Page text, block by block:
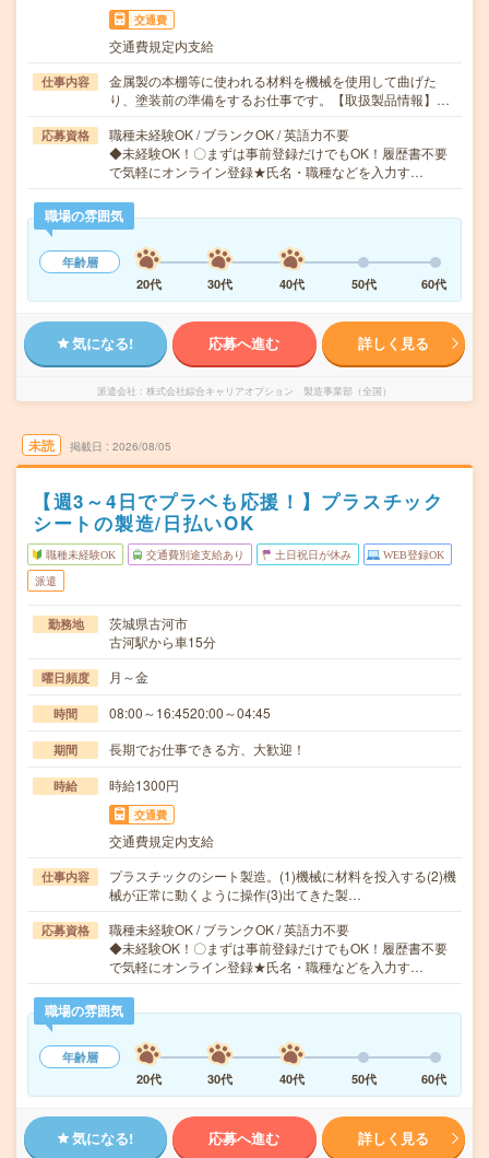
交通費
交通費規定内支給
仕事内容
金属製の本棚等に使われる材料を機械を使用して曲げた
り、塗装前の準備をするお仕事です。【取扱製品情報】…
応募資格
職種未経験OK / ブランクOK / 英語力不要
◆未経験OK！〇まずは事前登録だけでもOK！履歴書不要
で気軽にオンライン登録★氏名・職種などを入力す…
職場の雰囲気
年齢層
20代
30代 40代 50代 60代
気になる! 応募へ進む 詳しく見る
派遣会社 株式会社綜合キャリアオプション 製造事業部（全国）
未読 掲載日 2026/08/05
【週3～4日でプラベも応援！】プラスチック
シートの製造/日払いOK
職種未経験OK 交通費別途支給あり 土日祝日が休み WEB登録OK
派遣
勤務地
茨城県古河市
古河駅から車15分
曜日頻度 月～金
時間 08:00～16:4520:00～04:45
期間 長期でお仕事できる方、大歓迎！
時給 時給1300円
交通費
交通費規定内支給
仕事内容
プラスチックのシート製造。(1)機械に材料を投入する(2)機
械が正常に動くように操作(3)出てきた製…
応募資格
職種未経験OK / ブランクOK / 英語力不要
◆未経験OK！〇まずは事前登録だけでもOK！履歴書不要
で気軽にオンライン登録★氏名・職種などを入力す…
職場の雰囲気
年齢層
20代
30代 40代 50代 60代
気になる! 応募へ進む 詳しく見る